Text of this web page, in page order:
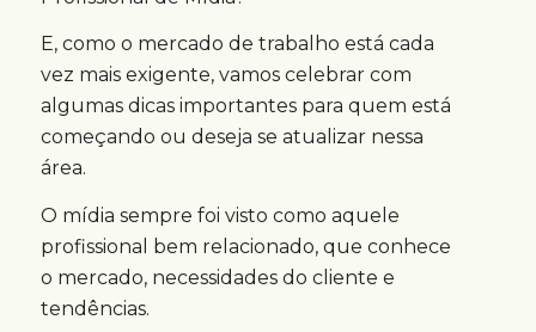
E, como o mercado de trabalho está cada
vez mais exigente, vamos celebrar com
algumas dicas importantes para quem está
começando ou deseja se atualizar nessa
área.
O mídia sempre foi visto como aquele
profissional bem relacionado, que conhece
o mercado, necessidades do cliente e
tendências.